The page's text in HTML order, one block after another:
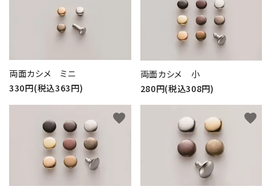
両面カシメ ミニ
330円(税込363円)
両面カシメ 小
280円(税込308円)
favorite favorite